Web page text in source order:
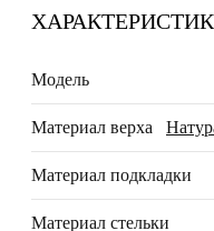
Модель
Материал верха
Материал подкладки
Материал стельки